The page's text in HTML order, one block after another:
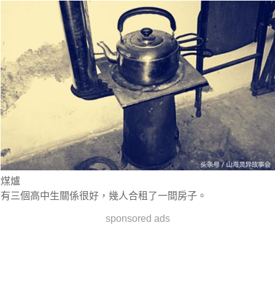
煤爐
有三個高中生關係很好，幾人合租了一間房子。
sponsored ads